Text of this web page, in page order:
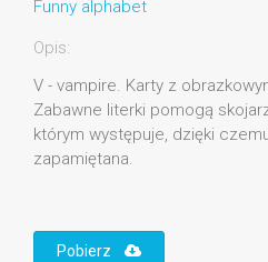
Funny alphabet
Opis:
V - vampire. Karty z
Zabawne literki pomogą
którym występuje, dzięki
zapamiętana.
Pobierz